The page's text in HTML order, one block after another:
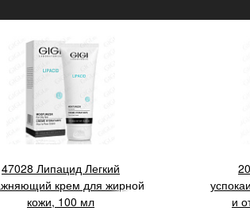
47028 Липацид Легкий
крем для жирной
кожи, 100 мл
и